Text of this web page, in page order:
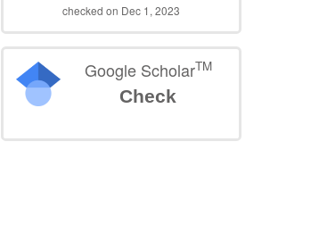
checked on Dec 1, 2023
Google ScholarTM
Check